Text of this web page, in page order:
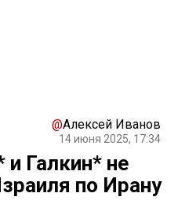
@Алексей Иванов
14 июня 2025, 17:34
Галкин* не
по Ирану